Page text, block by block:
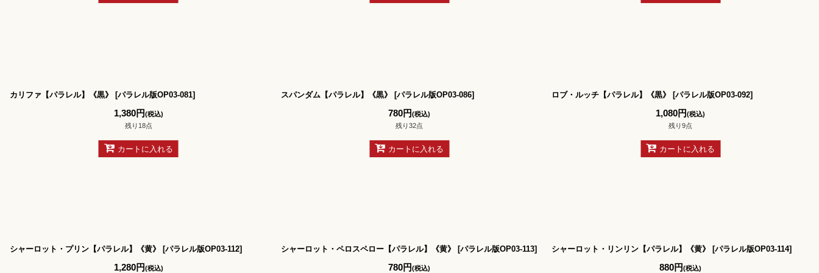
カリファ【パラレル】《黒》 [パラレル版OP03-081]
1,380円(税込)
残り18点
カートに入れる
スパンダム【パラレル】《黒》 [パラレル版OP03-086]
780円(税込)
残り32点
カートに入れる
ロブ・ルッチ【パラレル】《黒》 [パラレル版OP03-092]
1,080円(税込)
残り9点
カートに入れる
シャーロット・プリン【パラレル】《黄》 [パラレル版OP03-112]
1,280円(税込)
シャーロット・ペロスペロー【パラレル】《黄》 [パラレル版OP03-113]
780円(税込)
シャーロット・リンリン【パラレル】《黄》 [パラレル版OP03-114]
880円(税込)